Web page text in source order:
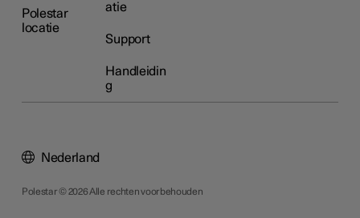
Polestar
locatie
atie
Support
Handleidin
g
Polestar © 2026 Alle rechten voorbehouden
Nederland